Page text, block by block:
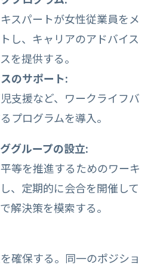
スパートが女性従業員をメ
し、キャリアのアドバイス
を提供する。
のサポート:
支援など、ワークライフバ
プログラムを導入。
グループの設立:
等を推進するためのワーキ
、定期的に会合を開催して
解決策を模索する。
確保する。同一のポジショ